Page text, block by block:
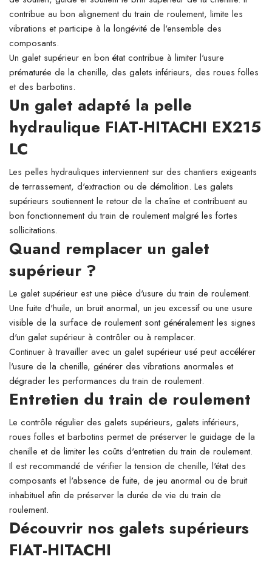
contribue au bon alignement du train de roulement, limite les
vibrations et participe à la longévité de l'ensemble des
composants.
Un galet supérieur en bon état contribue à limiter l'usure
prématurée de la chenille, des galets inférieurs, des roues folles
et des barbotins.
Un galet adapté la pelle
hydraulique FIAT-HITACHI EX215
LC
Les pelles hydrauliques interviennent sur des chantiers exigeants
de terrassement, d'extraction ou de démolition. Les galets
supérieurs soutiennent le retour de la chaîne et contribuent au
bon fonctionnement du train de roulement malgré les fortes
sollicitations.
Quand remplacer un galet
supérieur ?
Le galet supérieur est une pièce d'usure du train de roulement.
Une fuite d'huile, un bruit anormal, un jeu excessif ou une usure
visible de la surface de roulement sont généralement les signes
d'un galet supérieur à contrôler ou à remplacer.
Continuer à travailler avec un galet supérieur usé peut accélérer
l'usure de la chenille, générer des vibrations anormales et
dégrader les performances du train de roulement.
Entretien du train de roulement
Le contrôle régulier des galets supérieurs, galets inférieurs,
roues folles et barbotins permet de préserver le guidage de la
chenille et de limiter les coûts d'entretien du train de roulement.
Il est recommandé de vérifier la tension de chenille, l'état des
composants et l'absence de fuite, de jeu anormal ou de bruit
inhabituel afin de préserver la durée de vie du train de
roulement.
Découvrir nos galets supérieurs
FIAT-HITACHI